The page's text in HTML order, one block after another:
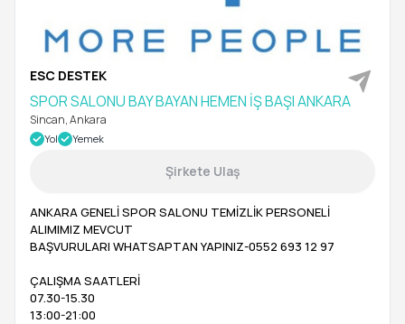
ESC DESTEK
SPOR SALONU BAY BAYAN HEMEN İŞ BAŞI ANKARA
Sincan, Ankara
Yol Yemek
Şirkete Ulaş
ANKARA GENELİ SPOR SALONU TEMİZLİK PERSONELİ
ALIMIMIZ MEVCUT
BAŞVURULARI WHATSAPTAN YAPINIZ-0552 693 12 97
ÇALIŞMA SAATLERİ
07.30-15.30
13:00-21:00